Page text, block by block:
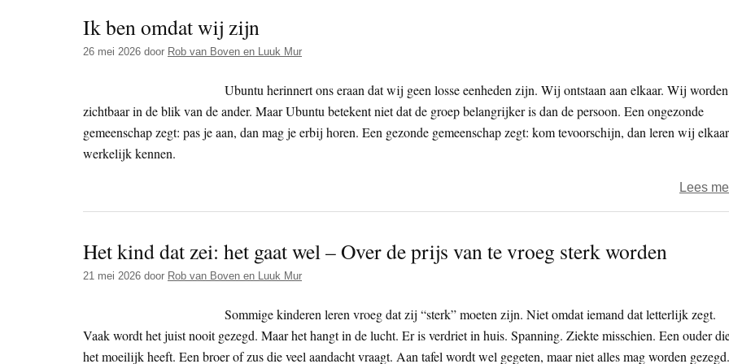
Ik ben omdat wij zijn
26 mei 2026 door Rob van Boven en Luuk Mur
Ubuntu herinnert ons eraan dat wij geen losse eenheden zijn. Wij ontstaan aan elkaar. Wij worden
zichtbaar in de blik van de ander. Maar Ubuntu betekent niet dat de groep belangrijker is dan de persoon. Een ongezonde
gemeenschap zegt: pas je aan, dan mag je erbij horen. Een gezonde gemeenschap zegt: kom tevoorschijn, dan leren wij elkaar
werkelijk kennen.
Lees
Het kind dat zei: het gaat wel – Over de prijs van te vroeg sterk worden
21 mei 2026 door Rob van Boven en Luuk Mur
Sommige kinderen leren vroeg dat zij “sterk” moeten zijn. Niet omdat iemand dat letterlijk zegt.
Vaak wordt het juist nooit gezegd. Maar het hangt in de lucht. Er is verdriet in huis. Spanning. Ziekte misschien. Een ouder
het moeilijk heeft. Een broer of zus die veel aandacht vraagt. Aan tafel wordt wel gegeten, maar niet alles mag worden gezegd.